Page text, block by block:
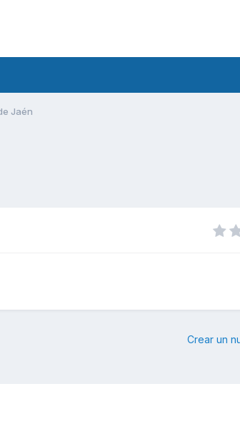
Jaén
Crear un